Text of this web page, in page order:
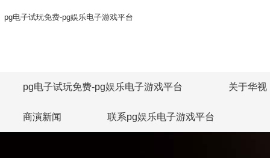
pg电子试玩免费-pg娱乐电子游戏平台
pg电子试玩免费-pg娱乐电子游戏平台 关于华视
商演新闻 联系pg娱乐电子游戏平台